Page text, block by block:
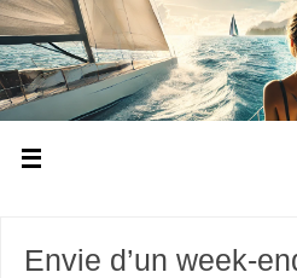
Envie d’un week-